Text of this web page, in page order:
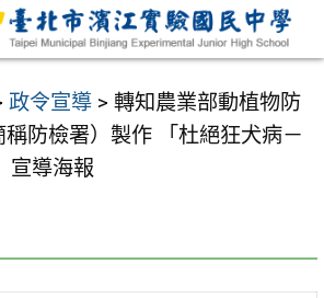
政令宣導 > 轉知農業部動植物防
防檢署）製作 「杜絕狂犬病－
宣導海報